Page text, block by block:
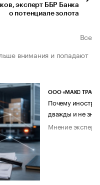
эксперт ББР Банка
о потенциале золота
Все
внимания и попадают
ООО «МАКС ТРАСТ»
Почему
дважды и не
Мнение